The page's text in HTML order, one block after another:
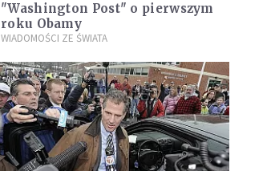
"Washington Post" o pierwszym
roku Obamy
WIADOMOŚCI ZE ŚWIATA